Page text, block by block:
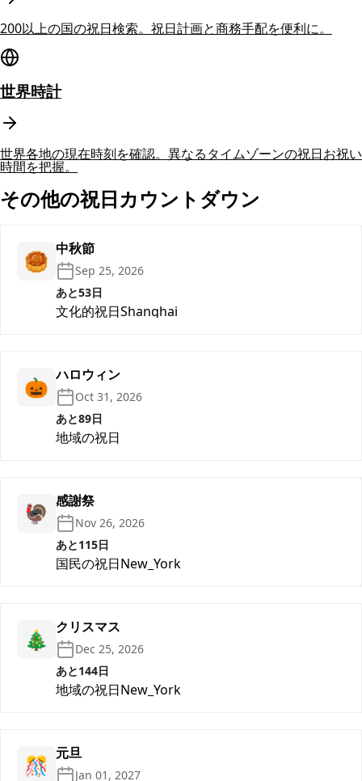
200以上の国の祝日検索。祝日計画と商務手配を便利に。
世界時計
世界各地の現在時刻を確認。異なるタイムゾーンの祝日お祝い
時間を把握。
その他の祝日カウントダウン
🥮 中秋節
Sep 25, 2026
あと53日
文化的祝日Shanghai
🎃 ハロウィン
Oct 31, 2026
あと89日
地域の祝日
🦃 感謝祭
Nov 26, 2026
あと115日
国民の祝日New_York
🎄 クリスマス
Dec 25, 2026
あと144日
地域の祝日New_York
🎊 元旦
Jan 01, 2027